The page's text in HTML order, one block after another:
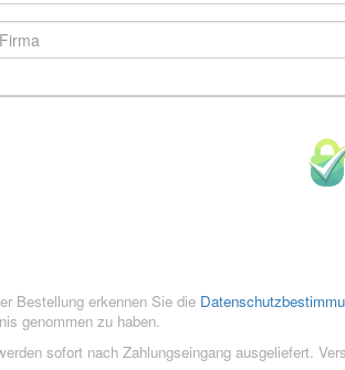
Bestellung erkennen Sie die
genommen zu haben.
sofort nach Zahlungseingang ausgeliefert.